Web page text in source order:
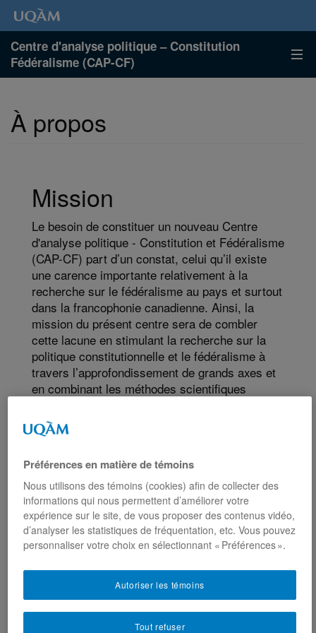
Centre d'analyse politique – Constitution
Fédéralisme (CAP-CF)
À propos
Mission
Le besoin de constituer un nouveau Centre
d'analyse politique - Constitution et Fédéralisme
(CAP-CF) part d’un constat, celui qu’il existe
une carence importante relativement à la
recherche sur le fédéralisme au pays et surtout
dans la francophonie canadienne. Ainsi, la
mission du présent centre sera de combler
cette lacune en stimulant la recherche sur la
politique constitutionnelle et le fédéralisme à
travers l’approfondissement de grands axes et
en combinant les méthodes scientifiques
autrement, la mission du CAP-CF sera de
produire un savoir innovant, analytique et
contemporains au Canada et dans les autres
fédérations.
Axes de recherches
Préférences en matière de témoins
Nous utilisons des témoins (cookies) afin de collecter des
informations qui nous permettent d’améliorer votre
expérience sur le site, de vous proposer des contenus vidéo,
d’analyser les statistiques de fréquentation, etc. Vous pouvez
personnaliser votre choix en sélectionnant « Préférences ».
Tout refuser
Autoriser les témoins